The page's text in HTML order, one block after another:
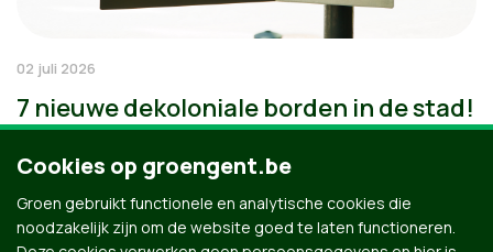
02 juli 2026
7 nieuwe dekoloniale borden in de stad!
Cookies op groengent.be
Groen gebruikt functionele en analytische cookies die
noodzakelijk zijn om de website goed te laten functioneren.